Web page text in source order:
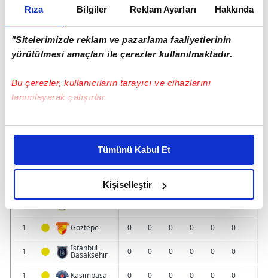
Rıza Bilgiler Reklam Ayarları Hakkında
"Sitelerimizde reklam ve pazarlama faaliyetlerinin
yürütülmesi amaçları ile çerezler kullanılmaktadır.
Bu çerezler, kullanıcıların tarayıcı ve cihazlarını
tanımlayarak çalışırlar.
Bu çerezlere izin vermeniz halinde sizlere özel
daha iyi reklam deneyimi yaşatabiliriz. Bunu yaparken
amacımızın size daha iyi bir reklam deneyimi sunmak
olduğunu ve sizlere en iyi içerikleri sunabilmek adına
elimizden gelen çabayı gösterdiğimizi ve bu noktada,
reklamların maliyetlerimizi karşılamak noktasında tek gelir
kalemimiz olduğunu sizlere hatırlatmak isteriz.
Her halükârda, kullanıcılar, bu çerezlere izin vermedikleri
takdirde, kullanıcılara hedefli reklamlar
Tümünü Kabul Et
Kişiselleştir